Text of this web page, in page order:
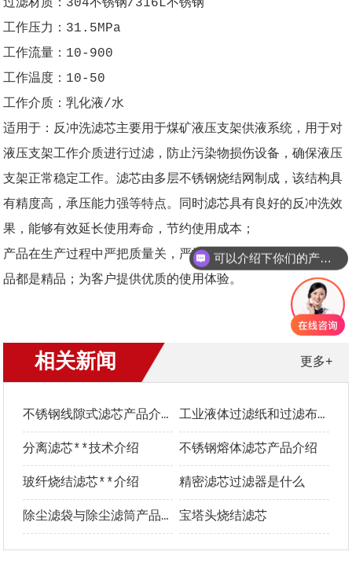
过滤材质：304不锈钢/316L不锈钢
工作压力：31.5MPa
工作流量：10-900
工作温度：10-50
工作介质：乳化液/水
适用于：反冲洗滤芯主要用于煤矿液压支架供液系统，用于对
液压支架工作介质进行过滤，防止污染物损伤设备，确保液压
支架正常稳定工作。滤芯由多层不锈钢烧结网制成，该结构具
有精度高，承压能力强等特点。同时滤芯具有良好的反冲洗效
果，能够有效延长使用寿命，节约使用成本；
产品在生产过程中严把质量关，严抠细节，争取生产的每件产
品都是精品；为客户提供优质的使用体验。
更多+
相关新闻
不锈钢线隙式滤芯产品介绍 工业液体过滤纸和过滤布**选型指南
分离滤芯**技术介绍 不锈钢熔体滤芯产品介绍
玻纤烧结滤芯**介绍 精密滤芯过滤器是什么
除尘滤袋与除尘滤筒产品介绍及优势对比 宝塔头烧结滤芯
可以介绍下你们的产品么？